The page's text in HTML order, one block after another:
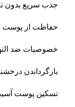
جذب سریع بدون
حفاظت از پوست
خصوصیات ضد
بازگرداندن
تسکین پوست